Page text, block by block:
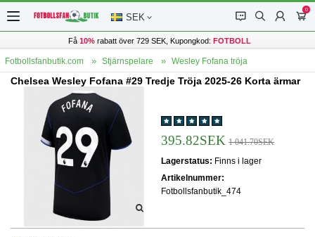
SEK 󰂱 󰂨 󰃳
0
󰃦
Få 10%rabatt över 729 SEK, Kupongkod: FOTBOLL
Fotbollsfanbutik.com Stjärnspelare Wesley Fofana tröja
Chelsea Wesley Fofana #29 Tredje Tröja 2025-26 Korta ärmar
395.82SEK 1 041.70SEK
Lagerstatus: Finns i lager
Artikelnummer:
Fotbollsfanbutik_474